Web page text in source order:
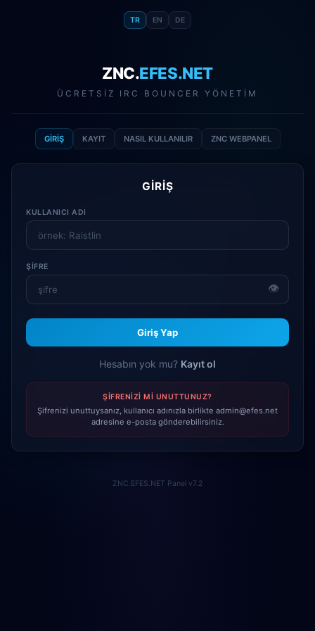
TR EN DE
ZNC.EFES.NET
ÜCRETSIZ IRC BOUNCER YÖNETIM
GIRIŞ KAYIT NASIL KULLANILIR ZNC WEBPANEL
GIRIŞ
KULLANICI ADI
ŞIFRE
👁
Giriş Yap
Hesabın yok mu? Kayıt ol
ŞIFRENIZI MI UNUTTUNUZ?
Şifrenizi unuttuysanız, kullanıcı adınızla birlikte admin@efes.net
adresine e-posta gönderebilirsiniz.
ZNC.EFES.NET Panel v7.2